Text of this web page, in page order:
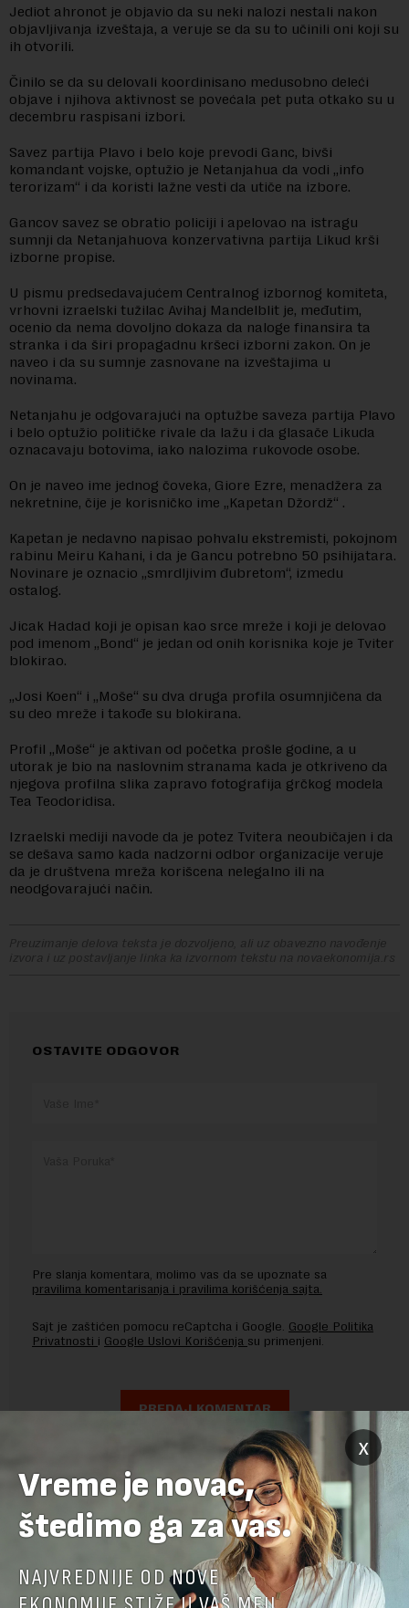
Jediot ahronot je objavio da su neki nalozi nestali nakon
objavljivanja izveštaja, a veruje se da su to učinili oni koji su
ih otvorili.
Činilo se da su delovali koordinisano medusobno deleći
objave i njihova aktivnost se povećala pet puta otkako su u
decembru raspisani izbori.
Savez partija Plavo i belo koje prevodi Ganc, bivši
komandant vojske, optužio je Netanjahua da vodi „info
terorizam“ i da koristi lažne vesti da utiče na izbore.
Gancov savez se obratio policiji i apelovao na istragu
sumnji da Netanjahuova konzervativna partija Likud krši
izborne propise.
U pismu predsedavajućem Centralnog izbornog komiteta,
vrhovni izraelski tužilac Avihaj Mandelblit je, međutim,
ocenio da nema dovoljno dokaza da naloge finansira ta
stranka i da širi propagadnu kršeci izborni zakon. On je
naveo i da su sumnje zasnovane na izveštajima u
novinama.
Netanjahu je odgovarajući na optužbe saveza partija Plavo
i belo optužio političke rivale da lažu i da glasače Likuda
oznacavaju botovima, iako nalozima rukovode osobe.
On je naveo ime jednog čoveka, Giore Ezre, menadžera za
nekretnine, čije je korisničko ime „Kapetan Džordž“ .
Kapetan je nedavno napisao pohvalu ekstremisti, pokojnom
rabinu Meiru Kahani, i da je Gancu potrebno 50 psihijatara.
Novinare je oznacio „smrdljivim đubretom“, izmedu
ostalog.
Jicak Hadad koji je opisan kao srce mreže i koji je delovao
pod imenom „Bond“ je jedan od onih korisnika koje je Tviter
blokirao.
„Josi Koen“ i „Moše“ su dva druga profila osumnjičena da
su deo mreže i takođe su blokirana.
Profil „Moše“ je aktivan od početka prošle godine, a u
utorak je bio na naslovnim stranama kada je otkriveno da
njegova profilna slika zapravo fotografija grčkog modela
Tea Teodoridisa.
Izraelski mediji navode da je potez Tvitera neoubičajen i da
se dešava samo kada nadzorni odbor organizacije veruje
da je društvena mreža korišcena nelegalno ili na
neodgovarajući način.
Preuzimanje delova teksta je dozvoljeno, ali uz obavezno navođenje
izvora i uz postavljanje linka ka izvornom tekstu na novaekonomija.rs
OSTAVITE ODGOVOR
Pre slanja komentara, molimo vas da se upoznate sa
pravilima komentarisanja i pravilima korišćenja sajta.
Sajt je zaštićen pomocu reCaptcha i Google. Google Politika
Privatnosti i Google Uslovi Korišćenja su primenjeni.
x
Vreme je novac,
štedimo ga za vas.
NAJVREDNIJE OD NOVE